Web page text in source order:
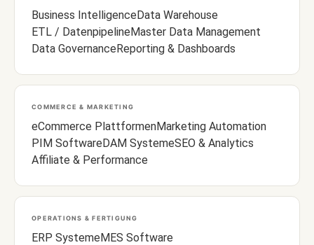
Business IntelligenceData Warehouse
ETL / DatenpipelineMaster Data Management
Data GovernanceReporting & Dashboards
COMMERCE & MARKETING
eCommerce PlattformenMarketing Automation
PIM SoftwareDAM SystemeSEO & Analytics
Affiliate & Performance
OPERATIONS & FERTIGUNG
ERP SystemeMES Software